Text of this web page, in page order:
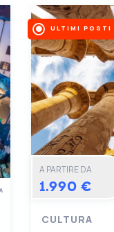
ULTIMI POSTI
A PARTIRE DA
1.990 €
CULTURA